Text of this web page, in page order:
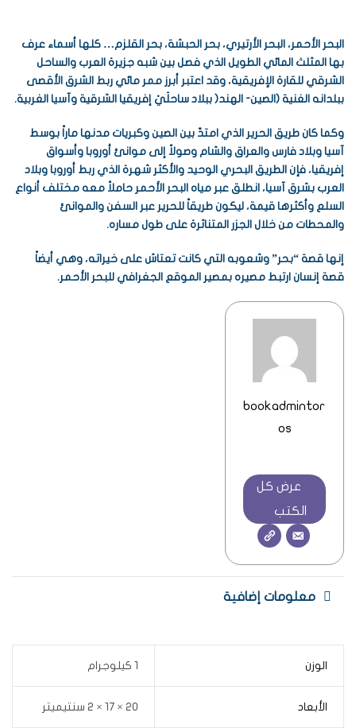
البحر الأحمر، البحر الأرتيري، بحر الحبشة، بحر القلزم… كلها أسماء عرف
بها المثلث المائي الطويل الذي فصل بين شبه جزيرة العرب والساحل
الشرقي للقارة الإفريقية، وقد اعتبر أبرز ممر مائي ربط الشرق الأقصى
ببلدانه الغنية (الصين- الهند( ببلاد ساحلَيْ إفريقيا الشرقية وآسيا الغربية.
وكما كان طريق الحرير الذي امتدّ بين الصين وكبريات مدنها ماراً بوسط
آسيا وبلاد فارس والعراق والشام وصولاً إلى موانئ أوروبا وأسواق
إفريقيا، فإن الطريق البحري الوحيد والأكثر شهرة الذي ربط أوروبا وبلاد
العرب بشرق آسيا، انطلق عبر مياه البحر الأحمر حاملاً معه مختلف أنواع
السلع وأكثرها قيمة، ليكون طريقاً للحرير عبر السفن والموانئ
والمحطات من خلال الجزر المتناثرة على طول مساره.
إنها قصة “بحر” وشعوبه التي كانت تعتاش على خيراته، وهي أيضاً
قصة إنسان ارتبط مصيره بمصير الموقع الجغرافي للبحر الأحمر.
bookadmintor
os
عرض كل
الكتب
معلومات إضافية
الوزن 1 كيلوجرام
الأبعاد 20 × 17 × 2 سنتيميتر